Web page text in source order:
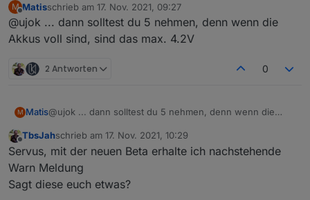
bleibt so, nur den Namen ändere ich auf
"Zellspannung [V]", wenn der Wert kleiner 4 ist (wo
hat schon eine Batterie unter 4°C?).
M
Offline
Matisschrieb am 17. Nov. 2021, 09:27
zuletzt editiert von
@ujok ... dann solltest du 5 nehmen, denn wenn die
Akkus voll sind, sind das max. 4.2V
2 Antworten 0
M Matis@ujok ... dann solltest du 5 nehmen, denn wenn die
TbsJahschrieb am 17. Nov. 2021, 10:29
zuletzt editiert von
Servus, mit der neuen Beta erhalte ich nachstehende
Warn Meldung
Sagt diese euch etwas?